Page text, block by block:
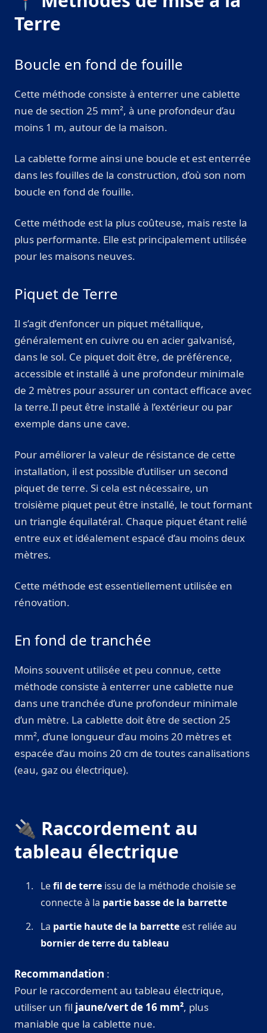
Terre
Boucle en fond de fouille
Cette méthode consiste à enterrer une cablette
nue de section 25 mm², à une profondeur d’au
moins 1 m, autour de la maison.
La cablette forme ainsi une boucle et est enterrée
dans les fouilles de la construction, d’où son nom
boucle en fond de fouille.
Cette méthode est la plus coûteuse, mais reste la
plus performante. Elle est principalement utilisée
pour les maisons neuves.
Piquet de Terre
Il s’agit d’enfoncer un piquet métallique,
généralement en cuivre ou en acier galvanisé,
dans le sol. Ce piquet doit être, de préférence,
accessible et installé à une profondeur minimale
de 2 mètres pour assurer un contact efficace avec
la terre.Il peut être installé à l’extérieur ou par
exemple dans une cave.
Pour améliorer la valeur de résistance de cette
installation, il est possible d’utiliser un second
piquet de terre. Si cela est nécessaire, un
troisième piquet peut être installé, le tout formant
un triangle équilatéral. Chaque piquet étant relié
entre eux et idéalement espacé d’au moins deux
mètres.
Cette méthode est essentiellement utilisée en
rénovation.
En fond de tranchée
Moins souvent utilisée et peu connue, cette
méthode consiste à enterrer une cablette nue
dans une tranchée d’une profondeur minimale
d’un mètre. La cablette doit être de section 25
mm², d’une longueur d’au moins 20 mètres et
espacée d’au moins 20 cm de toutes canalisations
(eau, gaz ou électrique).
🔌 Raccordement au
tableau électrique
Lefil de terre issu de la méthode choisie se
connecte à la partie basse de la barrette
La partie haute de la barrette est reliée au
bornier de terre du tableau
Recommandation :
Pour le raccordement au tableau électrique,
utiliser un fil jaune/vert de 16 mm², plus
maniable que la cablette nue.